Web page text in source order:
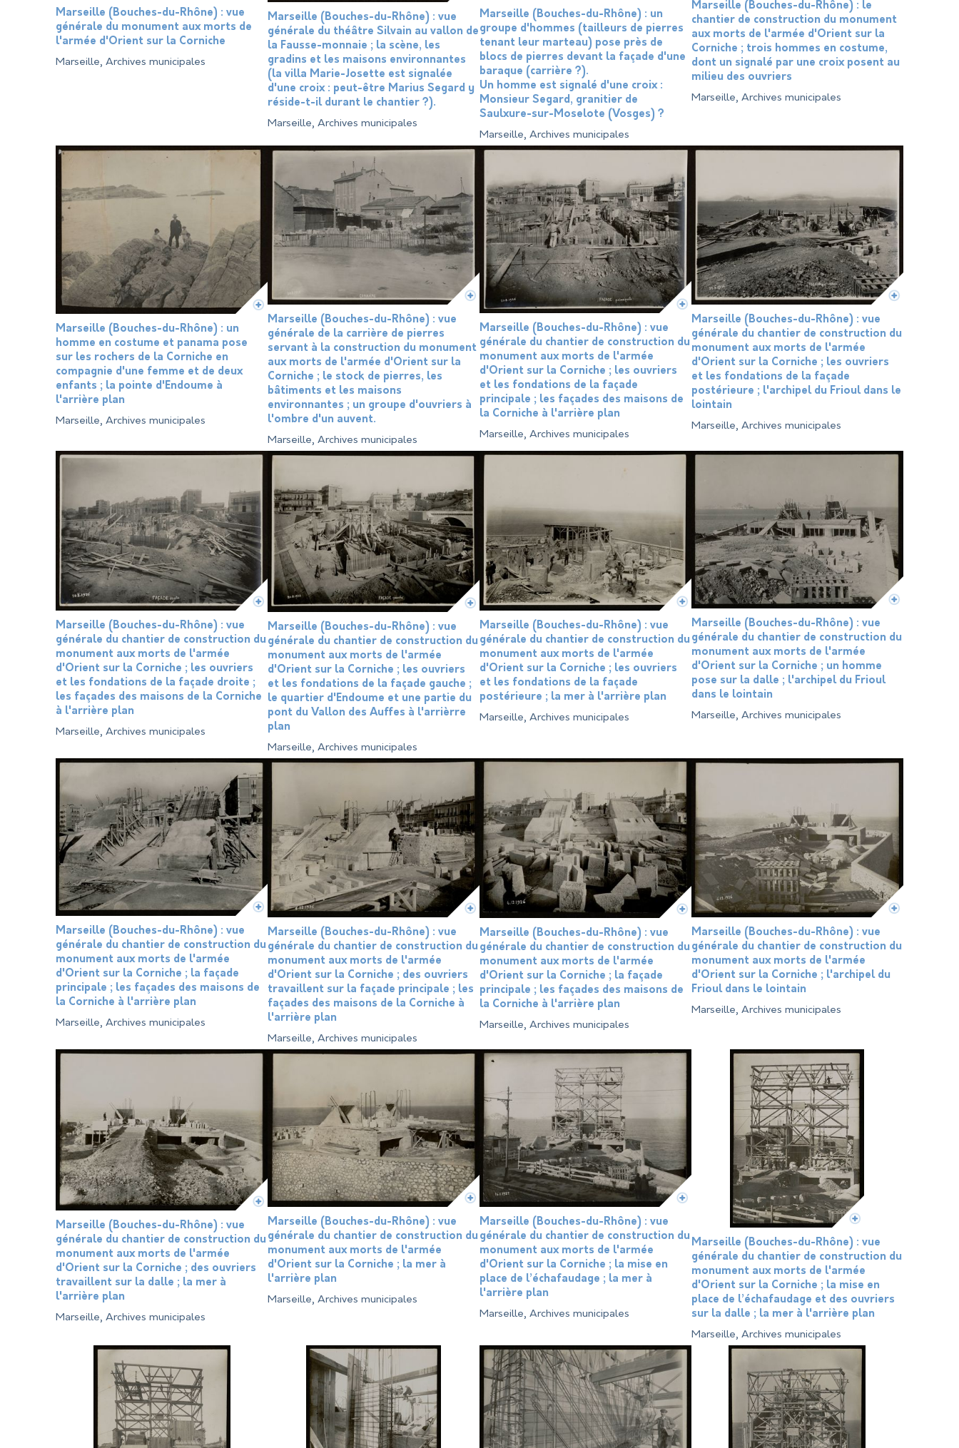
Marseille (Bouches-du-Rhône) : vue
générale du monument aux morts de
l'armée d'Orient sur la Corniche
Marseille, Archives municipales
Marseille (Bouches-du-Rhône) : vue
générale du théâtre Silvain au vallon de
la Fausse-monnaie ; la scène, les
gradins et les maisons environnantes
(la villa Marie-Josette est signalée
d'une croix : peut-être Marius Segard y
réside-t-il durant le chantier ?).
Marseille, Archives municipales
Marseille (Bouches-du-Rhône) : un
groupe d'hommes (tailleurs de pierres
tenant leur marteau) pose près de
blocs de pierres devant la façade d'une
baraque (carrière ?).
Un homme est signalé d'une croix :
Monsieur Segard, granitier de
Saulxure-sur-Moselote (Vosges) ?
Marseille, Archives municipales
Marseille (Bouches-du-Rhône) : le
chantier de construction du monument
aux morts de l'armée d'Orient sur la
Corniche ; trois hommes en costume,
dont un signalé par une croix posent au
milieu des ouvriers
Marseille, Archives municipales
Marseille (Bouches-du-Rhône) : un
homme en costume et panama pose
sur les rochers de la Corniche en
compagnie d'une femme et de deux
enfants ; la pointe d'Endoume à
l'arrière plan
Marseille, Archives municipales
Marseille (Bouches-du-Rhône) : vue
générale de la carrière de pierres
servant à la construction du monument
aux morts de l'armée d'Orient sur la
Corniche ; le stock de pierres, les
bâtiments et les maisons
environnantes ; un groupe d'ouvriers à
l'ombre d'un auvent.
Marseille, Archives municipales
Marseille (Bouches-du-Rhône) : vue
générale du chantier de construction du
monument aux morts de l'armée
d'Orient sur la Corniche ; les ouvriers
et les fondations de la façade
principale ; les façades des maisons de
la Corniche à l'arrière plan
Marseille, Archives municipales
Marseille (Bouches-du-Rhône) : vue
générale du chantier de construction du
monument aux morts de l'armée
d'Orient sur la Corniche ; les ouvriers
et les fondations de la façade
postérieure ; l'archipel du Frioul dans le
lointain
Marseille, Archives municipales
Marseille (Bouches-du-Rhône) : vue
générale du chantier de construction du
monument aux morts de l'armée
d'Orient sur la Corniche ; les ouvriers
et les fondations de la façade droite ;
les façades des maisons de la Corniche
à l'arrière plan
Marseille, Archives municipales
Marseille (Bouches-du-Rhône) : vue
générale du chantier de construction du
monument aux morts de l'armée
d'Orient sur la Corniche ; les ouvriers
et les fondations de la façade gauche ;
le quartier d'Endoume et une partie du
pont du Vallon des Auffes à l'arrièrre
plan
Marseille, Archives municipales
Marseille (Bouches-du-Rhône) : vue
générale du chantier de construction du
monument aux morts de l'armée
d'Orient sur la Corniche ; les ouvriers
et les fondations de la façade
postérieure ; la mer à l'arrière plan
Marseille, Archives municipales
Marseille (Bouches-du-Rhône) : vue
générale du chantier de construction du
monument aux morts de l'armée
d'Orient sur la Corniche ; un homme
pose sur la dalle ; l'archipel du Frioul
dans le lointain
Marseille, Archives municipales
Marseille (Bouches-du-Rhône) : vue
générale du chantier de construction du
monument aux morts de l'armée
d'Orient sur la Corniche ; la façade
principale ; les façades des maisons de
la Corniche à l'arrière plan
Marseille, Archives municipales
Marseille (Bouches-du-Rhône) : vue
générale du chantier de construction du
monument aux morts de l'armée
d'Orient sur la Corniche ; des ouvriers
travaillent sur la façade principale ; les
façades des maisons de la Corniche à
l'arrière plan
Marseille, Archives municipales
Marseille (Bouches-du-Rhône) : vue
générale du chantier de construction du
monument aux morts de l'armée
d'Orient sur la Corniche ; la façade
principale ; les façades des maisons de
la Corniche à l'arrière plan
Marseille, Archives municipales
Marseille (Bouches-du-Rhône) : vue
générale du chantier de construction du
monument aux morts de l'armée
d'Orient sur la Corniche ; l'archipel du
Frioul dans le lointain
Marseille, Archives municipales
Marseille (Bouches-du-Rhône) : vue
générale du chantier de construction du
monument aux morts de l'armée
d'Orient sur la Corniche ; des ouvriers
travaillent sur la dalle ; la mer à
l'arrière plan
Marseille, Archives municipales
Marseille (Bouches-du-Rhône) : vue
générale du chantier de construction du
monument aux morts de l'armée
d'Orient sur la Corniche ; la mer à
l'arrière plan
Marseille, Archives municipales
Marseille (Bouches-du-Rhône) : vue
générale du chantier de construction du
monument aux morts de l'armée
d'Orient sur la Corniche ; la mise en
place de l’échafaudage ; la mer à
l'arrière plan
Marseille, Archives municipales
Marseille (Bouches-du-Rhône) : vue
générale du chantier de construction du
monument aux morts de l'armée
d'Orient sur la Corniche ; la mise en
place de l’échafaudage et des ouvriers
sur la dalle ; la mer à l'arrière plan
Marseille, Archives municipales